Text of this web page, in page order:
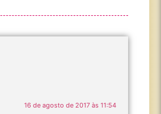
16 de agosto de 2017 às 11:54